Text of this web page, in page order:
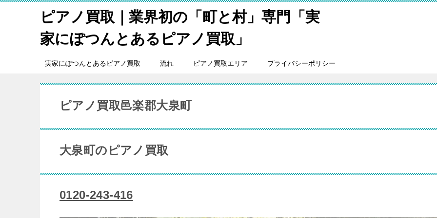
ピアノ買取｜業界初の「町と村」専門「実
家にぽつんとあるピアノ買取」
実家にぽつんとあるピアノ買取 流れ ピアノ買取エリア プライバシーポリシー
ピアノ買取邑楽郡大泉町
大泉町のピアノ買取
0120-243-416